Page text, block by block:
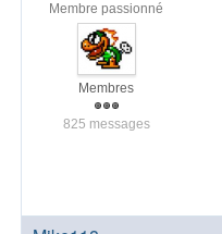
Membre passionné
Membres
825 messages